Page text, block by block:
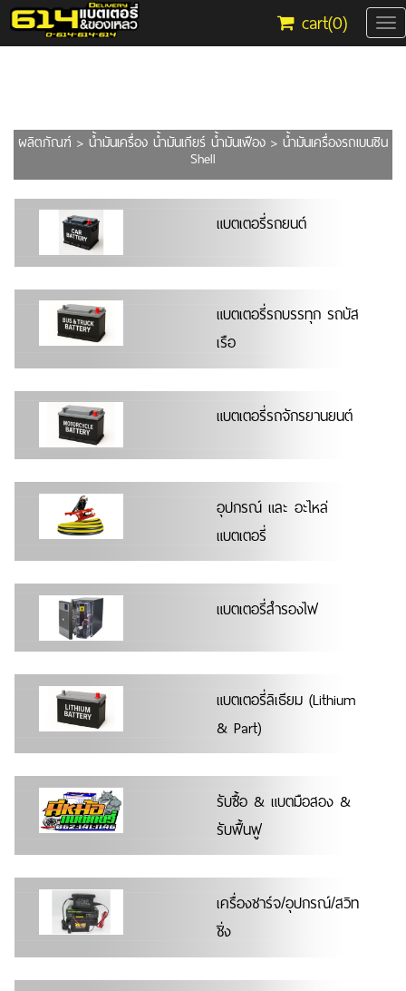
cart(0)
ผลิตภัณฑ์ > น้ำมันเครื่อง น้ำมันเกียร์ น้ำมันเฟือง > น้ำมันเครื่องรถเบนซิน
Shell
แบตเตอรี่รถยนต์
แบตเตอรี่รถบรรทุก รถบัส
เรือ
แบตเตอรี่รถจักรยานยนต์
อุปกรณ์ และ อะไหล่
แบตเตอรี่
แบตเตอรี่สำรองไฟ
แบตเตอรี่ลิเธียม (Lithium
& Part)
รับซื้อ & แบตมือสอง &
รับฟื้นฟู
เครื่องชาร์จ/อุปกรณ์/สวิท
ชิ่ง